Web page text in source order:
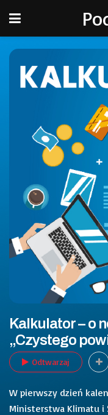
Kalkulator – o
„Czystego
Odtwarzaj
W pierwszy dzień
Ministerstwa Klimatu i